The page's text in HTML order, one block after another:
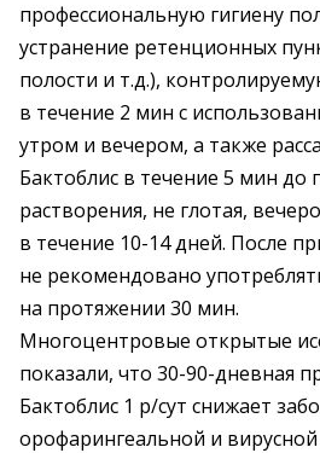
профессиональную гигие­ну
устранение ретенционных
полости и т.д.),
в течение 2 мин с
утром и вечером, а также
Бактоблис в течение 5 мин до
растворения, не глотая,
в течение 10-14 дней. После
не рекомендовано
на протяжении 30 мин.
Многоцентровые открытые
показали, что 30-90-дневная
Бактоблис 1 р/сут снижает
орофарингеальной и